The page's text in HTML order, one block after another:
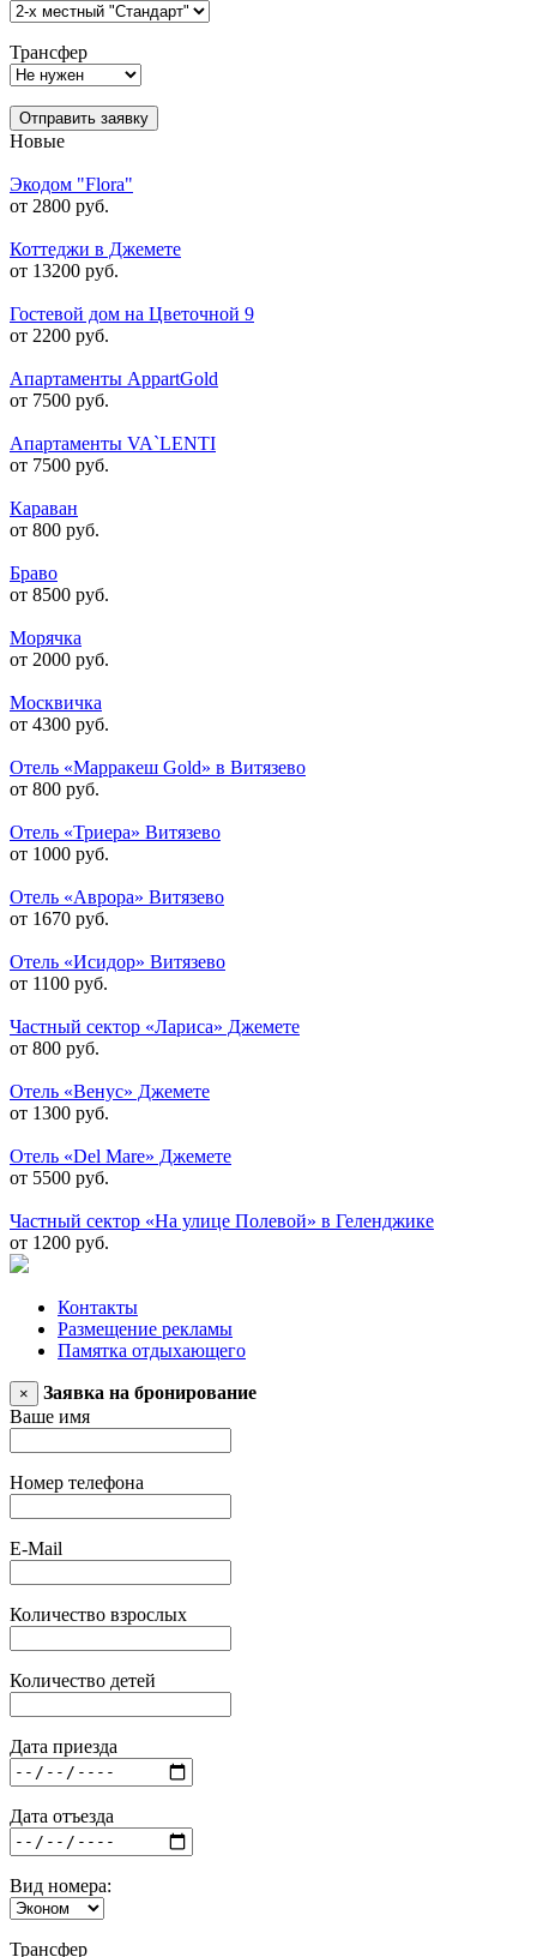
Трансфер
Отправить заявку
Новые
Экодом "Flora"
от 2800 руб.
Коттеджи в Джемете
от 13200 руб.
Гостевой дом на Цветочной 9
от 2200 руб.
Апартаменты AppartGold
от 7500 руб.
Апартаменты VA`LENTI
от 7500 руб.
Караван
от 800 руб.
Браво
от 8500 руб.
Морячка
от 2000 руб.
Москвичка
от 4300 руб.
Отель «Марракеш Gold» в Витязево
от 800 руб.
Отель «Триера» Витязево
от 1000 руб.
Отель «Аврора» Витязево
от 1670 руб.
Отель «Исидор» Витязево
от 1100 руб.
Частный сектор «Лариса» Джемете
от 800 руб.
Отель «Венус» Джемете
от 1300 руб.
Отель «Del Mare» Джемете
от 5500 руб.
Частный сектор «На улице Полевой» в Геленджике
от 1200 руб.
Контакты
Размещение рекламы
Памятка отдыхающего
×
Заявка на бронирование
Ваше имя
Номер телефона
E-Mail
Количество взрослых
Количество детей
Дата приезда
Дата отъезда
Вид номера:
Трансфер